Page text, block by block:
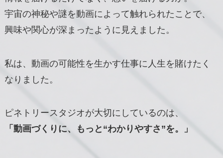
宇宙の神秘や謎を動画によって触れられたことで、
興味や関心が深まったように見えました。
私は、動画の可能性を生かす仕事に人生を賭けたく
なりました。
ピネトリースタジオが大切にしているのは、
「動画づくりに、もっと“わかりやすさ”を。」